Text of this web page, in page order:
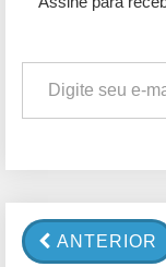
Digite seu e-
ANTERIOR